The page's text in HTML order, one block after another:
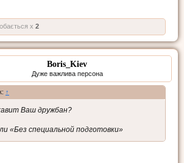
x 2
Boris_Kiev
Дуже важлива персона
↑
Ваш дружбан?
«Без специальной подготовки»